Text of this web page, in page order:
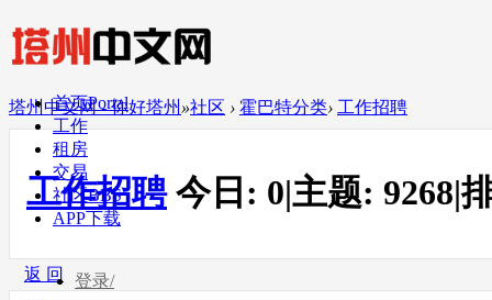
首页Portal
工作
租房
交易
社区BBS
APP下载
登录/
塔州中文网 - 你好塔州 »社区 › 霍巴特分类› 工作招聘
工作招聘 今日: 0|主题: 9268|
返 回